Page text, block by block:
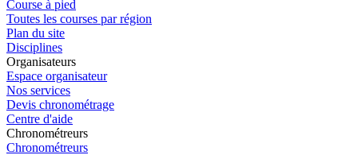
Course à pied
Toutes les courses par région
Plan du site
Disciplines
Organisateurs
Espace organisateur
Nos services
Devis chronométrage
Centre d'aide
Chronométreurs
Chronométreurs